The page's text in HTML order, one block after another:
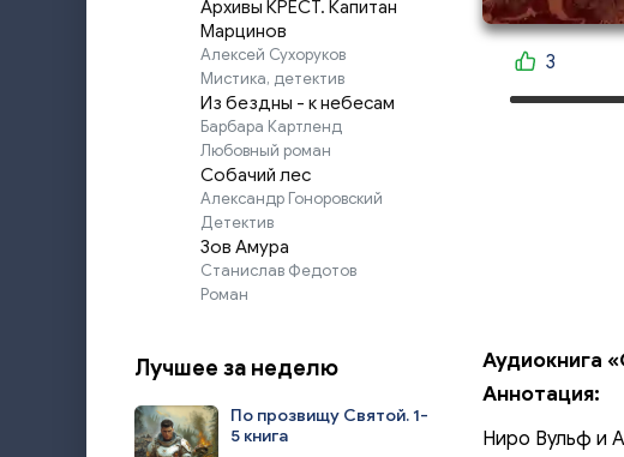
Архивы КРЕСТ. Капитан
Марцинов
Алексей Сухоруков
Мистика, детектив
Из бездны - к небесам
Барбара Картленд
Любовный роман
Собачий лес
Александр Гоноровский
Детектив
Зов Амура
Станислав Федотов
Роман
Лучшее за неделю
По прозвищу Святой. 1-
5 книга
3
Аудиокнига
Аннотация:
Ниро Вульф и